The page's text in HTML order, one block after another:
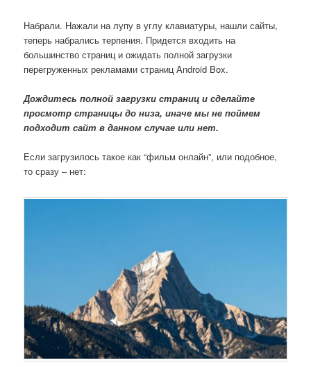
Набрали. Нажали на лупу в углу клавиатуры, нашли сайты,
теперь набрались терпения. Придется входить на
большинство страниц и ожидать полной загрузки
перегруженных рекламами страниц Android Box.
Дождитесь полной загрузки страниц и сделайте
просмотр страницы до низа, иначе мы не поймем
подходит сайт в данном случае или нет.
Если загрузилось такое как “фильм онлайн”, или подобное,
то сразу – нет: